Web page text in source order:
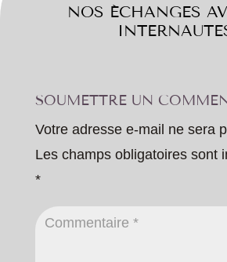
NOS ÉCHANGES
SOUMETTRE UN
Votre adresse e-mail ne sera
Les champs obligatoires sont
*